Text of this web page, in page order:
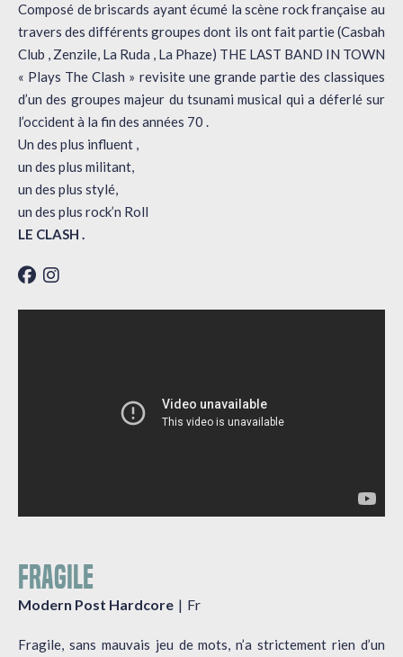
Composé de briscards ayant écumé la scène rock française au
travers des différents groupes dont ils ont fait partie (Casbah
Club , Zenzile, La Ruda , La Phaze) THE LAST BAND IN TOWN
« Plays The Clash » revisite une grande partie des classiques
d’un des groupes majeur du tsunami musical qui a déferlé sur
l’occident à la fin des années 70 .
Un des plus influent ,
un des plus militant,
un des plus stylé,
un des plus rock’n Roll
LE CLASH .
FRAGILE
Modern Post Hardcore Fr
Fragile, sans mauvais jeu de mots, n’a strictement rien d’un